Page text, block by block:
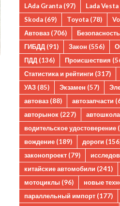
LAda Granta (97) Lada Vesta
Skoda (69) Toyota (78)
Автоваз (706) Безопасность
ГИБДД (91) Закон (556)
ПДД (136) Происшествия
Статистика и рейтинги (317)
УАЗ (85) Экзамен (57)
автоваз (88) автозапчасти
авторынок (227) автошкола
водительское удостоверение
вождение (189) дороги
законопроект (79)
китайские автомобили (241)
мотоциклы (96) новые
параллельный импорт (177)